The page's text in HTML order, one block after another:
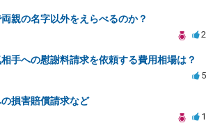
親の名字以外をえらべるのか？
2
手への慰謝料請求を依頼する費用相場は？
5
損害賠償請求など
1